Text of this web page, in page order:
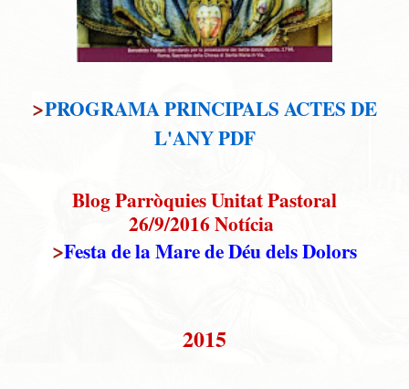
>PROGRAMA PRINCIPALS ACTES DE
L'ANY PDF
Blog Parròquies Unitat Pastoral
26/9/2016 Notícia
>Festa de la Mare de Déu dels Dolors
2015